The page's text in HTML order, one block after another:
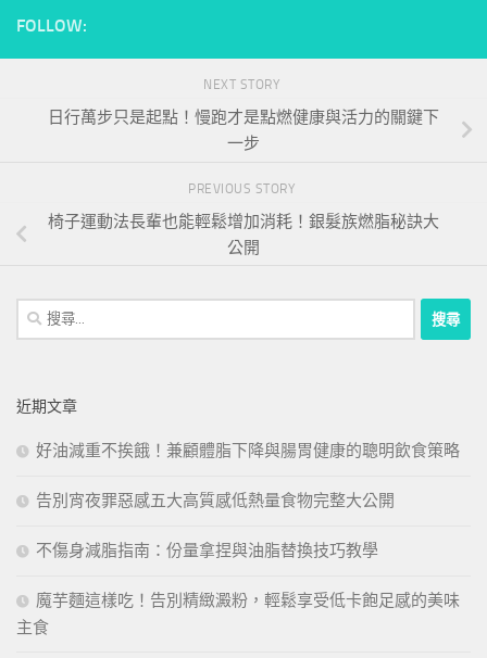
FOLLOW:
NEXT STORY
日行萬步只是起點！慢跑才是點燃健康與活力的關鍵下
一步
PREVIOUS STORY
椅子運動法長輩也能輕鬆增加消耗！銀髮族燃脂秘訣大
公開
搜
尋
字:
近期文章
好油減重不挨餓！兼顧體脂下降與腸胃健康的聰明飲食策略
告別宵夜罪惡感五大高質感低熱量食物完整大公開
不傷身減脂指南：份量拿捏與油脂替換技巧教學
魔芋麵這樣吃！告別精緻澱粉，輕鬆享受低卡飽足感的美味
主食